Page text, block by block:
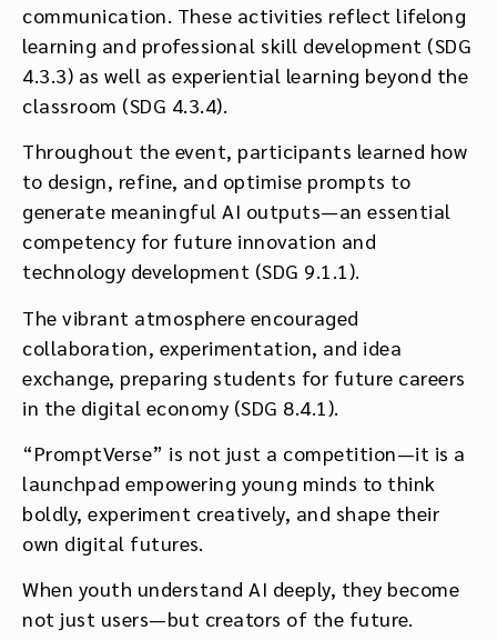
communication. These activities reflect lifelong
learning and professional skill development (SDG
4.3.3) as well as experiential learning beyond the
classroom (SDG 4.3.4).
Throughout the event, participants learned how
to design, refine, and optimise prompts to
generate meaningful AI outputs—an essential
competency for future innovation and
technology development (SDG 9.1.1).
The vibrant atmosphere encouraged
collaboration, experimentation, and idea
exchange, preparing students for future careers
in the digital economy (SDG 8.4.1).
“PromptVerse” is not just a competition—it is a
launchpad empowering young minds to think
boldly, experiment creatively, and shape their
own digital futures.
When youth understand AI deeply, they become
not just users—but creators of the future.